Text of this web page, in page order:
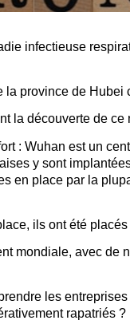
infectieuse
province de Hubei
la découverte de ce
: Wuhan est un
y sont
en place par la
ils ont été
mondiale, avec de
les
rapatriés ?